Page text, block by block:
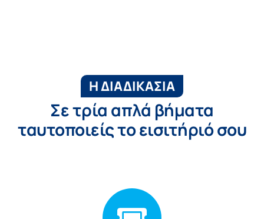
Η ΔΙΑΔΙΚΑΣΙΑ
Σε τρία απλά βήματα
ταυτοποιείς το εισιτήριό σου